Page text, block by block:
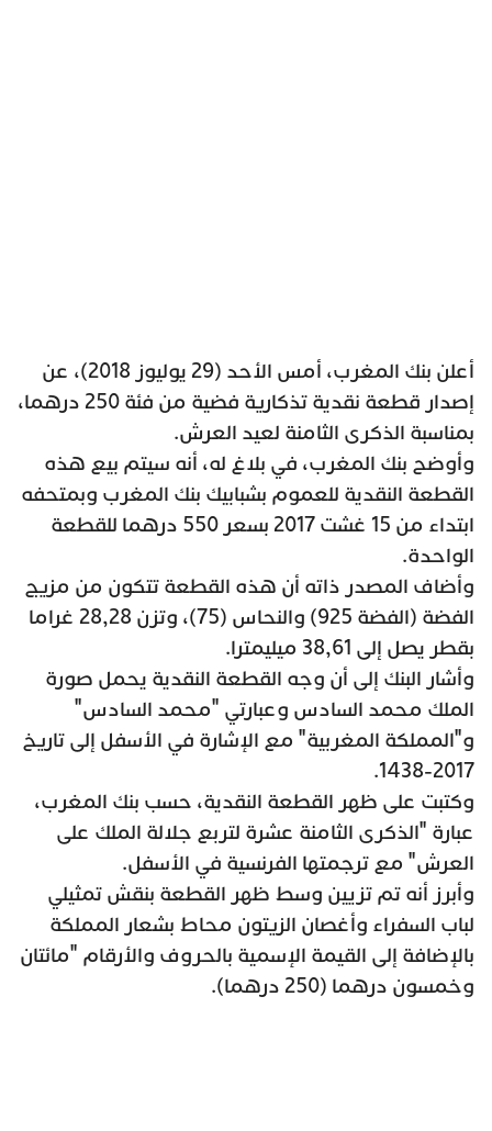
أعلن بنك المغرب، أمس الأحد (29 يوليوز 2018)، عن
إصدار قطعة نقدية تذكارية فضية من فئة 250 درهما،
بمناسبة الذكرى الثامنة لعيد العرش.
وأوضح بنك المغرب، في بلاغ له، أنه سيتم بيع هذه
القطعة النقدية للعموم بشبابيك بنك المغرب وبمتحفه
ابتداء من 15 غشت 2017 بسعر 550 درهما للقطعة
الواحدة.
وأضاف المصدر ذاته أن هذه القطعة تتكون من مزيج
الفضة (الفضة 925) والنحاس (75)، وتزن 28,28 غراما
بقطر يصل إلى 38,61 ميليمترا.
وأشار البنك إلى أن وجه القطعة النقدية يحمل صورة
الملك محمد السادس وعبارتي "محمد السادس"
و"المملكة المغربية" مع الإشارة في الأسفل إلى تاريخ
2017-1438.
وكتبت على ظهر القطعة النقدية، حسب بنك المغرب،
عبارة "الذكرى الثامنة عشرة لتربع جلالة الملك على
العرش" مع ترجمتها الفرنسية في الأسفل.
وأبرز أنه تم تزيين وسط ظهر القطعة بنقش تمثيلي
لباب السفراء وأغصان الزيتون محاط بشعار المملكة
بالإضافة إلى القيمة الإسمية بالحروف والأرقام "مائتان
وخمسون درهما (250 درهما).